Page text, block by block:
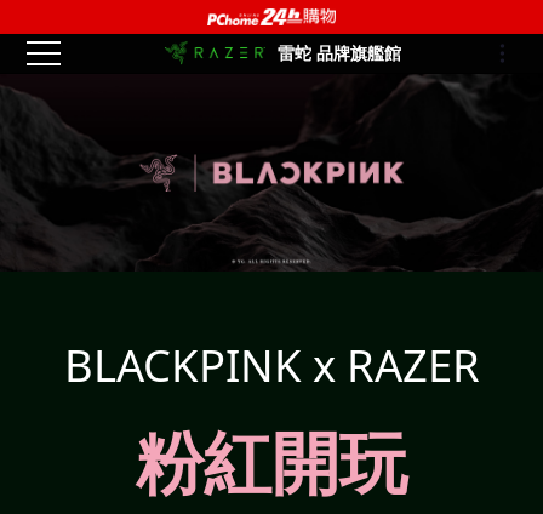
雷蛇 品牌旗艦館
BLACKPINK x RAZER
粉紅開玩